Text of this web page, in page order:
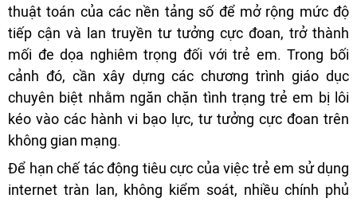
thuật toán của các nền tảng số để mở rộng mức độ
tiếp cận và lan truyền tư tưởng cực đoan, trở thành
mối đe dọa nghiêm trọng đối với trẻ em. Trong bối
cảnh đó, cần xây dựng các chương trình giáo dục
chuyên biệt nhằm ngăn chặn tình trạng trẻ em bị lôi
kéo vào các hành vi bạo lực, tư tưởng cực đoan trên
không gian mạng.
Để hạn chế tác động tiêu cực của việc trẻ em sử dụng
internet tràn lan, không kiểm soát, nhiều chính phủ